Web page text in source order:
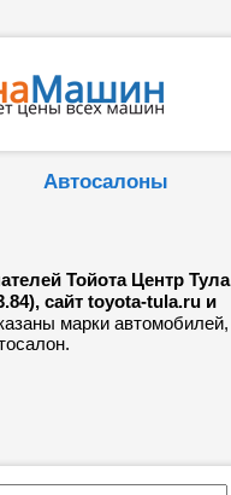
Автосалоны
Тойота Центр Тула
сайт toyota-tula.ru и
марки автомобилей,